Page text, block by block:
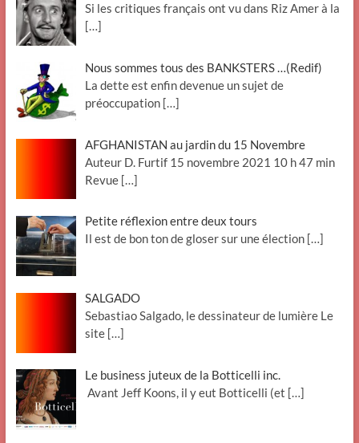
Si les critiques français ont vu dans Riz Amer à la
[…]
Nous sommes tous des BANKSTERS …(Redif)
La dette est enfin devenue un sujet de
préoccupation […]
AFGHANISTAN au jardin du 15 Novembre
Auteur D. Furtif 15 novembre 2021 10 h 47 min
Revue […]
Petite réflexion entre deux tours
Il est de bon ton de gloser sur une élection […]
SALGADO
Sebastiao Salgado, le dessinateur de lumière Le
site […]
Le business juteux de la Botticelli inc.
Avant Jeff Koons, il y eut Botticelli (et […]